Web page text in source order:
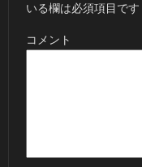
いる欄は必須項目です
コメント